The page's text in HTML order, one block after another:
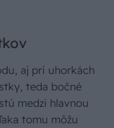
aj pri uhorkách
teda bočné
medzi hlavnou
tomu môžu